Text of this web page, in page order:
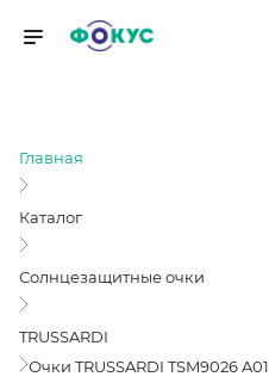
Главная
Каталог
Солнцезащитные очки
TRUSSARDI
Очки TRUSSARDI TSM9026 A01